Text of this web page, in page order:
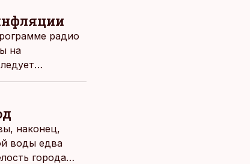
радио
на
наконец,
воды едва
города